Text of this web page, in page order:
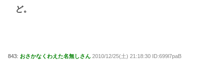
ど。
843: おさかなくわえた名無しさん 2010/12/25(土) 21:18:30 ID:699l7paB